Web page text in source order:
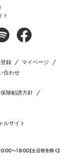
ト
録
マイページ
合わせ
保険勧誘方針
ルサイト